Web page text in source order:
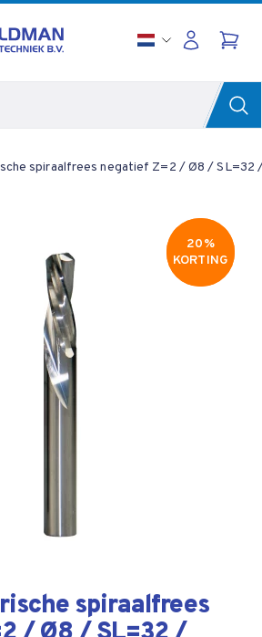
spiraalfrees negatief Z=2 / Ø8 / SL=32
20%
KORTING
20%
KORTING
spiraalfrees